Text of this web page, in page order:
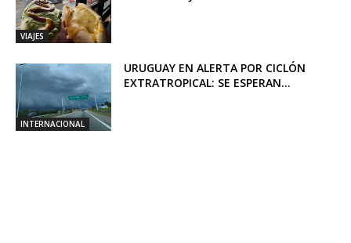
VIAJES
INTERNACIONAL
URUGUAY EN ALERTA POR CICLÓN
EXTRATROPICAL: SE ESPERAN...